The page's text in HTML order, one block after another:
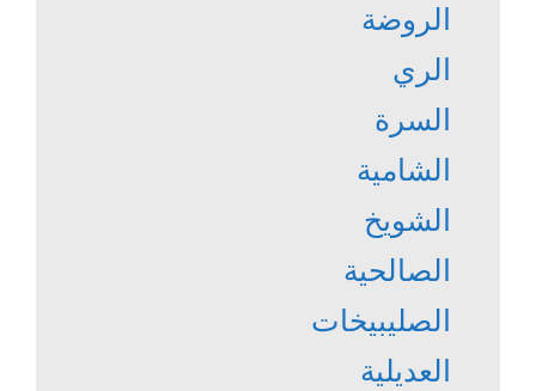
الروضة
الري
السرة
الشامية
الشويخ
الصالحية
الصليبيخات
العديلية